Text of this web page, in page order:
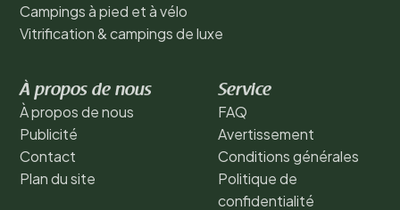
Campings à pied et à vélo
Vitrification & campings de luxe
À propos de nous
À propos de nous
Publicité
Contact
Plan du site
Service
FAQ
Avertissement
Conditions générales
Politique de
confidentialité